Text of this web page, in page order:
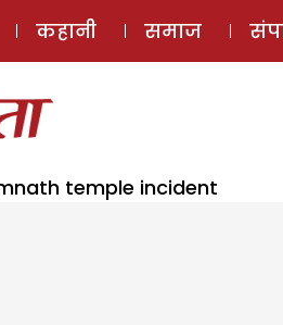
कहानी समाज
temple incident